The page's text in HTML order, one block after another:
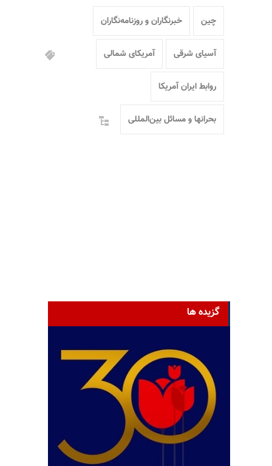
چین خبرنگاران و روزنامه‌نگاران
آسیای شرقی آمریکای شمالی
روابط ایران آمریکا
بحرانها و مسائل بین‌المللی
گزیده ها